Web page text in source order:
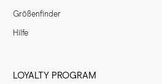
Größenfinder
Hilfe
LOYALTY PROGRAM